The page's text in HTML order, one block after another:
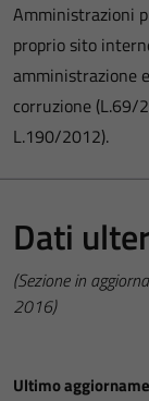
Amministrazioni
proprio sito
amministrazione
corruzione (L.69/
L.190/2012).
Dati
(Sezione in
2016)
Ultimo